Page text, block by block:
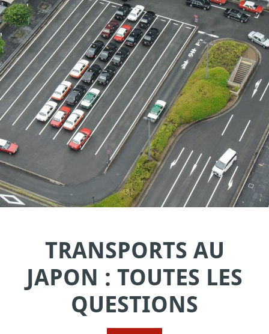
TRANSPORTS AU
JAPON : TOUTES LES
QUESTIONS